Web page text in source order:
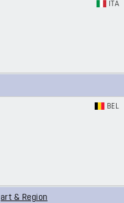
ITA
BEL
& Region